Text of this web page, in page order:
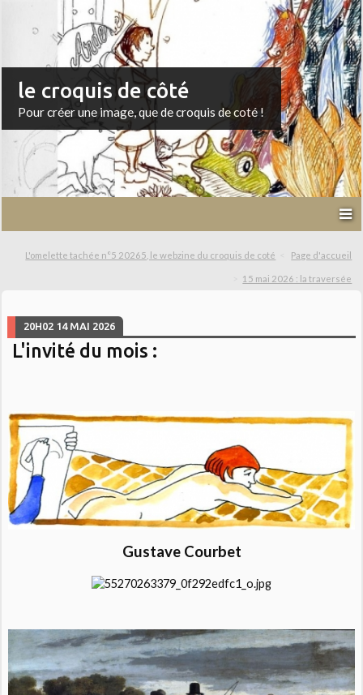
le croquis de côté
Pour créer une image, que de croquis de coté !
L'omelette tachée n°5 20265, le webzine du croquis de coté Page d'accueil
15 mai 2026 : la traversée
20H02 14 MAI 2026
L'invité du mois :
Gustave Courbet